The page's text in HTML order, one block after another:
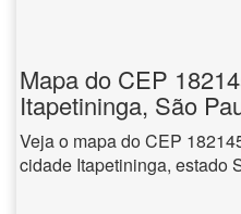
Mapa do CEP
Itapetininga, São
Veja o mapa do CEP
cidade Itapetininga, estado